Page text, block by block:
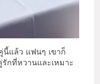
นี้แล้ว แฟนๆ เขาก็
รักที่หวานและเหมาะ